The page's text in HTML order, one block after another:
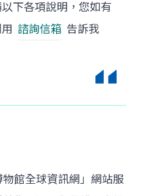
下各項說明，您如有
諮詢信箱 告訴我
館全球資訊網」網站服